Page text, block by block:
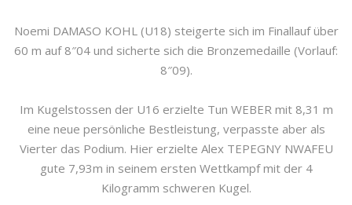
Noemi DAMASO KOHL (U18) steigerte sich im Finallauf über
60 m auf 8″04 und sicherte sich die Bronzemedaille (Vorlauf:
8″09).
Im Kugelstossen der U16 erzielte Tun WEBER mit 8,31 m
eine neue persönliche Bestleistung, verpasste aber als
Vierter das Podium. Hier erzielte Alex TEPEGNY NWAFEU
gute 7,93m in seinem ersten Wettkampf mit der 4
Kilogramm schweren Kugel.